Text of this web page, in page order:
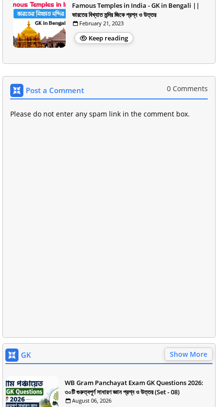
Famous Temples in India - GK in Bengali ||
ভারতের বিখ্যাত মন্দির জিকে প্রশ্ন ও উত্তর
February 21, 2023
Keep reading
Post a Comment 0 Comments
Please do not enter any spam link in the comment box.
GK Show More
WB Gram Panchayat Exam GK Questions 2026:
৩০টি গুরুত্বপূর্ণ সাধারণ জ্ঞান প্রশ্ন ও উত্তর (Set - 08)
August 06, 2026